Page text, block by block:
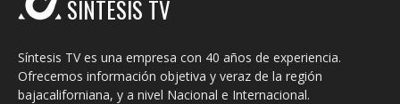
SÍNTESIS TV
Síntesis TV es una empresa con 40 años de experiencia.
Ofrecemos información objetiva y veraz de la región
bajacaliforniana, y a nivel Nacional e Internacional.